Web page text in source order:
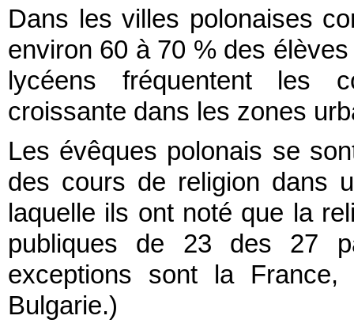
Dans les villes polonaises
environ 60 à 70 % des
lycéens fréquentent les
croissante dans les zones
Les évêques polonais se
des cours de religion dans
laquelle ils ont noté que la
publiques de 23 des 27
exceptions sont la
Bulgarie.)